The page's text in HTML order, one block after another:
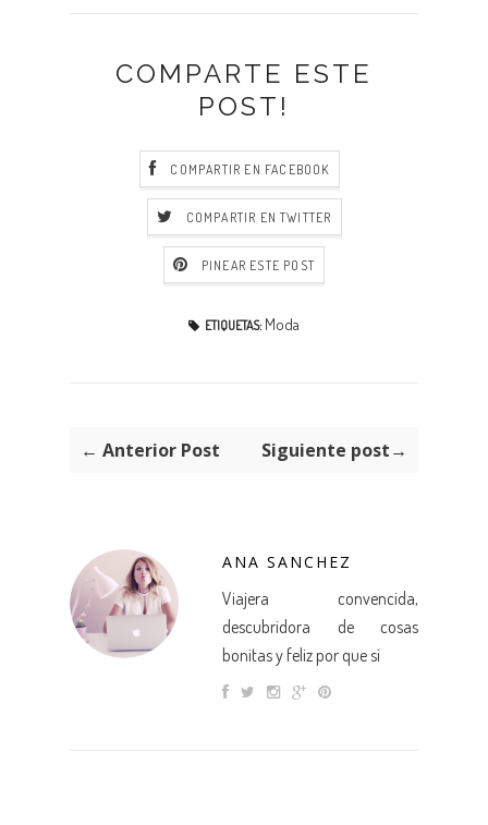
COMPARTE ESTE
POST!
COMPARTIR EN FACEBOOK
COMPARTIR EN TWITTER
PINEAR ESTE POST
ETIQUETAS: Moda
← Anterior Post Siguiente post→
ANA SANCHEZ
Viajera convencida,
descubridora de cosas
bonitas y feliz por que sí